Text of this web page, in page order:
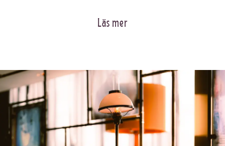
Läs mer